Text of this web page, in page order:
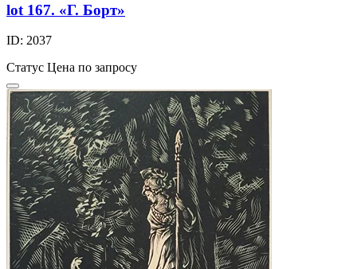
lot 167. «Г. Борт»
ID: 2037
Статус Цена по запросу